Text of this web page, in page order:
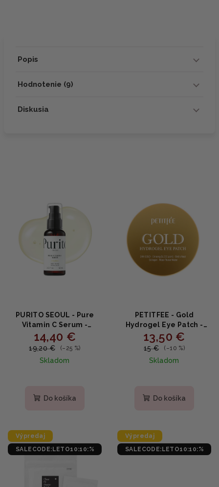
Popis
Hodnotenie (9)
Diskusia
PURITO SEOUL - Pure
Vitamin C Serum -
intenzívne protivráskové
a hydratačné sérum s
vitamínom C 60ml
14,40 €
19,20 € (–25 %)
Skladom
produktu
hviezdičiek.
Do košíka
PETITFEE - Gold
Hydrogel Eye Patch -
Hydrogélová maska na
očné okolie s 24
karátovým zlatom 60ks
13,50 €
15 € (–10 %)
Skladom
produktu
hviezdičiek.
Do košíka
Výpredaj
SALECODE:LETO10:10:%
Výpredaj
SALECODE:LETO10:10:%